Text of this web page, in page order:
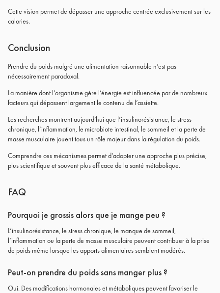
Cette vision permet de dépasser une approche centrée exclusivement sur les
calories.
Conclusion
Prendre du poids malgré une alimentation raisonnable n’est pas
nécessairement paradoxal.
La manière dont l’organisme gère l’énergie est influencée par de nombreux
facteurs qui dépassent largement le contenu de l’assiette.
Les recherches montrent aujourd’hui que l’insulinorésistance, le stress
chronique, l’inflammation, le microbiote intestinal, le sommeil et la perte de
masse musculaire jouent tous un rôle majeur dans la régulation du poids.
Comprendre ces mécanismes permet d’adopter une approche plus précise,
plus scientifique et souvent plus efficace de la santé métabolique.
FAQ
Pourquoi je grossis alors que je mange peu ?
L’insulinorésistance, le stress chronique, le manque de sommeil,
l’inflammation ou la perte de masse musculaire peuvent contribuer à la prise
de poids même lorsque les apports alimentaires semblent modérés.
Peut-on prendre du poids sans manger plus ?
Oui. Des modifications hormonales et métaboliques peuvent favoriser le